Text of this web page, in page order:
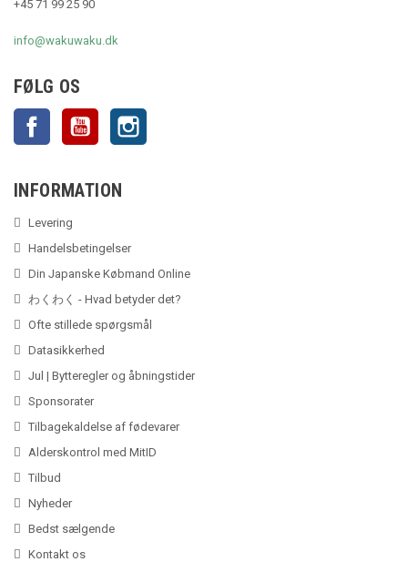
+45 71 99 25 90
info@wakuwaku.dk
FØLG OS
Facebook YouTube
INFORMATION
Levering
Handelsbetingelser
Din Japanske Købmand Online
わくわく - Hvad betyder det?
Ofte stillede spørgsmål
Datasikkerhed
Jul | Bytteregler og åbningstider
Sponsorater
Tilbagekaldelse af fødevarer
Alderskontrol med MitID
Tilbud
Nyheder
Bedst sælgende
Kontakt os